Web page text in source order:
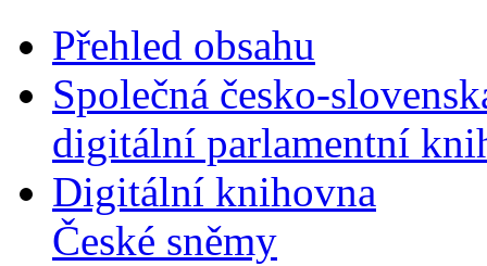
Přehled obsahu
Společná česko-
digitální parlamentní
Digitální knihovna
České sněmy